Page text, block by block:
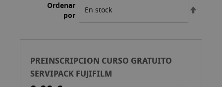
Ordenar
por
PREINSCRIPCION CURSO GRATUITO
SERVIPACK FUJIFILM